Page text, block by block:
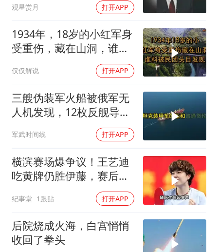
上海有出现龙卷潜势
奋力开创中国式现代化建设新局面
观星赏月 打开APP
1934年，18岁的小红军身
受重伤，藏在山洞，谁料
仅仅解说 打开APP
三艘伪装军火船被俄军无
人机发现，12枚反舰导弹
送入海底，乌军后勤命脉
遭重锤
军武时间线 打开APP
横滨赛场爆争议！王艺迪
吃黄牌仍胜伊藤，赛后一
纪事堂 1跟贴 打开APP
后院烧成火海，白宫悄悄
收回了拳头